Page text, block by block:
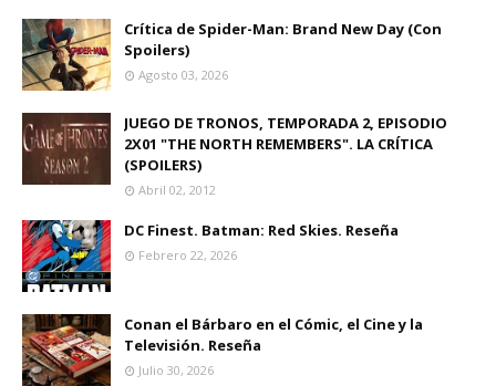
Crítica de Spider-Man: Brand New Day (Con
Spoilers)
Agosto 03, 2026
JUEGO DE TRONOS, TEMPORADA 2, EPISODIO
2X01 "THE NORTH REMEMBERS". LA CRÍTICA
(SPOILERS)
Abril 02, 2012
DC Finest. Batman: Red Skies. Reseña
Febrero 22, 2026
Conan el Bárbaro en el Cómic, el Cine y la
Televisión. Reseña
Julio 30, 2026